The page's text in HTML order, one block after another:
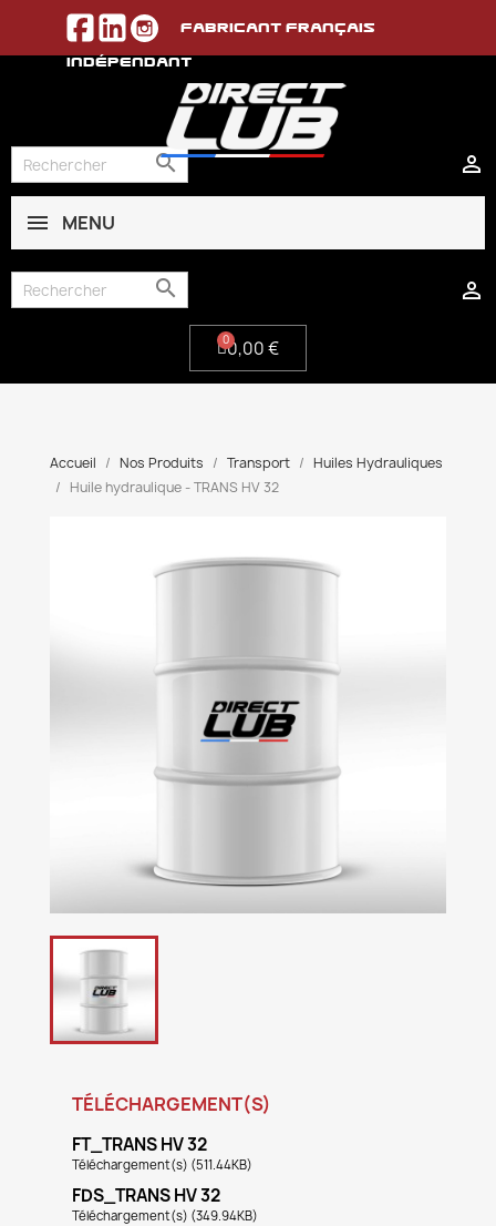
Fabricant français
indépendant


MENU


0,00 €
Accueil Nos Produits Transport
Huiles Hydrauliques
Huile hydraulique - TRANS HV 32
TÉLÉCHARGEMENT(S)
FT_TRANS HV 32
Téléchargement(s) (511.44KB)
FDS_TRANS HV 32
Téléchargement(s) (349.94KB)